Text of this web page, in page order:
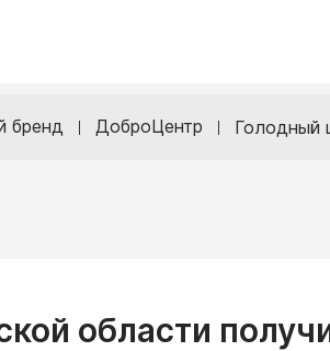
бренд ДоброЦентр Голодный
области